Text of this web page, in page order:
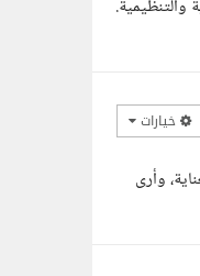
والتنظيمية.
خيارات
وأرى